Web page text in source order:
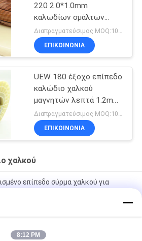
220 2.0*1.0mm
καλωδίων σμάλτων
χαλκού AIW
Διαπραγματεύσιμος MOQ:10 χιλιόγραμμο/χιλιόγραμμα
ΕΠΙΚΟΙΝΩΝΙΑ
UEW 180 έξοχο επίπεδο
καλώδιο χαλκού
μαγνητών λεπτά 1.2mm
για το τύλιγμα
Διαπραγματεύσιμος MOQ:10 χιλιόγραμμο/χιλιόγραμμα
ΕΠΙΚΟΙΝΩΝΙΑ
χαλκού
επίπεδο σύρμα χαλκού για
AIW Εναμελωμένο χαλκό επίπεδο
8:12 PM